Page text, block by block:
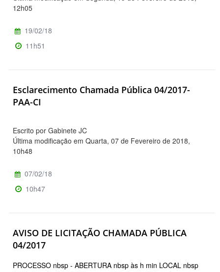
12h05
19/02/18
11h51
Esclarecimento Chamada Pública 04/2017-
PAA-CI
Escrito por Gabinete JC
Última modificação em Quarta, 07 de Fevereiro de 2018,
10h48
07/02/18
10h47
AVISO DE LICITAÇÃO CHAMADA PÚBLICA
04/2017
PROCESSO nbsp - ABERTURA nbsp às h min LOCAL nbsp